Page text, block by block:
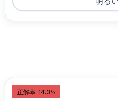
正解率: 14.3%